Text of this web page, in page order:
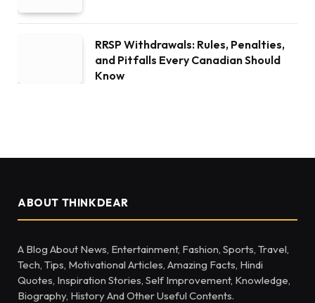
RRSP Withdrawals: Rules, Penalties,
and Pitfalls Every Canadian Should
Know
ABOUT THINKDEAR
A Blog About News, Entertainment, Fashion, Sports, Travel,
Tech, Tips, Motivational Articles, Amazing Facts, Hindi
Quotes, Inspiration Stories, Self Improvement, Knowledge,
Biography, History And Other Useful Contents.